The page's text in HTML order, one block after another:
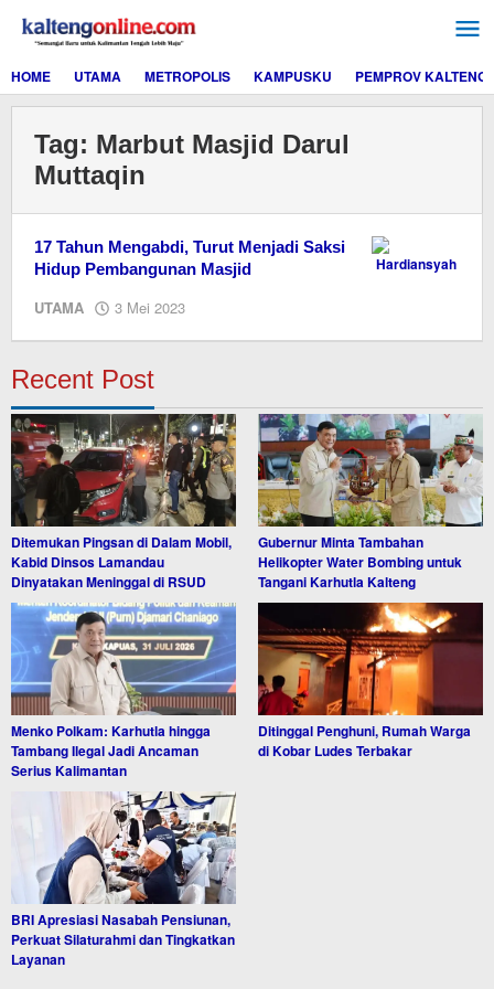
konten
HOME
UTAMA METROPOLIS KAMPUSKU PEMPROV KALTENG
Tag: Marbut Masjid Darul
Muttaqin
17 Tahun Mengabdi, Turut Menjadi Saksi
Hidup Pembangunan Masjid
UTAMA 3 Mei 2023
Recent Post
Ditemukan Pingsan di Dalam Mobil,
Kabid Dinsos Lamandau
Dinyatakan Meninggal di RSUD
Gubernur Minta Tambahan
Helikopter Water Bombing untuk
Tangani Karhutla Kalteng
Menko Polkam: Karhutla hingga
Tambang Ilegal Jadi Ancaman
Serius Kalimantan
Ditinggal Penghuni, Rumah Warga
di Kobar Ludes Terbakar
BRI Apresiasi Nasabah Pensiunan,
Perkuat Silaturahmi dan Tingkatkan
Layanan